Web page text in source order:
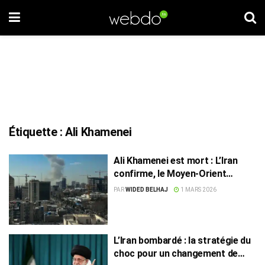
Étiquette :Ali Khamenei
Ali Khamenei est mort : L’Iran
confirme, le Moyen-Orient
s’inquiète
PARWIDED BELHAJ 1 MARS 2026
L’Iran bombardé : la stratégie du
choc pour un changement de